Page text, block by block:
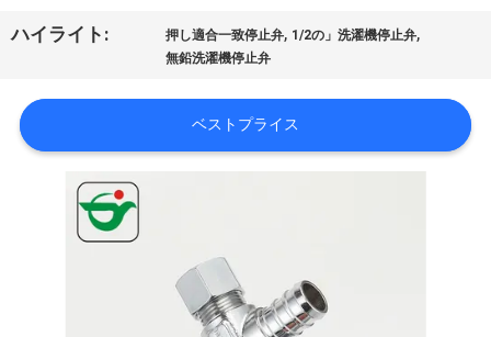
い
工
ハイライト: 押し適合一致停止弁, 1/2の」洗濯機停止弁,
無鉛洗濯機停止弁
ベストプライス